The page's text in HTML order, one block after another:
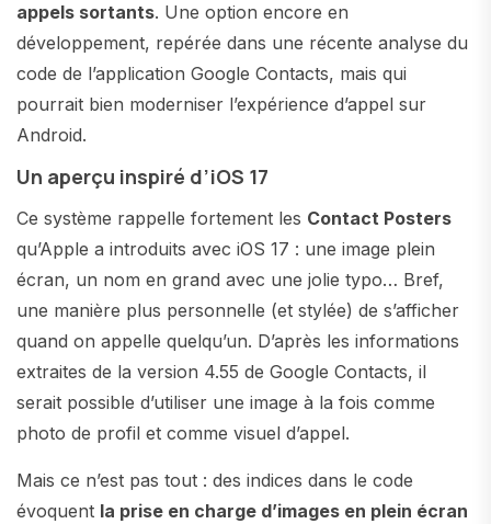
appels sortants. Une option encore en
développement, repérée dans une récente analyse du
code de l’application Google Contacts, mais qui
pourrait bien moderniser l’expérience d’appel sur
Android.
Un aperçu inspiré d’iOS 17
Ce système rappelle fortement les Contact Posters
qu’Apple a introduits avec iOS 17 : une image plein
écran, un nom en grand avec une jolie typo… Bref,
une manière plus personnelle (et stylée) de s’afficher
quand on appelle quelqu’un. D’après les informations
extraites de la version 4.55 de Google Contacts, il
serait possible d’utiliser une image à la fois comme
photo de profil et comme visuel d’appel.
Mais ce n’est pas tout : des indices dans le code
évoquent la prise en charge d’images en plein écran